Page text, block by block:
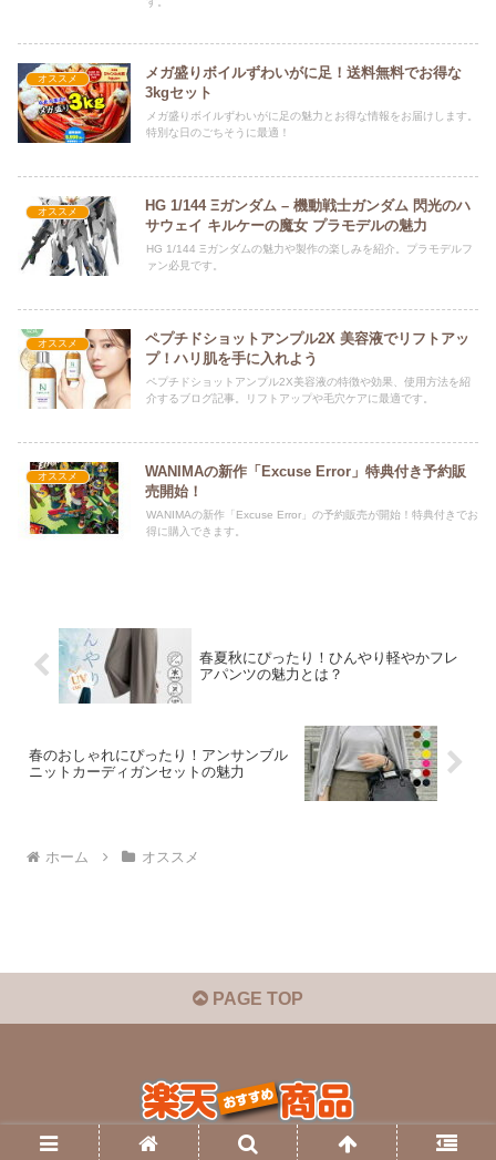
オススメ
メガ盛りボイルずわいがに足！送料無料でお得な
3kgセット
メガ盛りボイルずわいがに足の魅力とお得な情報をお届けします。
特別な日のごちそうに最適！
オススメ
HG 1/144 Ξガンダム – 機動戦士ガンダム 閃光のハ
サウェイ キルケーの魔女 プラモデルの魅力
HG 1/144 Ξガンダムの魅力や製作の楽しみを紹介。プラモデルフ
ァン必見です。
オススメ
ペプチドショットアンプル2X 美容液でリフトアッ
プ！ハリ肌を手に入れよう
ペプチドショットアンプル2X美容液の特徴や効果、使用方法を紹
介するブログ記事。リフトアップや毛穴ケアに最適です。
オススメ
WANIMAの新作「Excuse Error」特典付き予約販
売開始！
WANIMAの新作「Excuse Error」の予約販売が開始！特典付きでお
得に購入できます。
春夏秋にぴったり！ひんやり軽やかフレ
アパンツの魅力とは？
春のおしゃれにぴったり！アンサンブル
ニットカーディガンセットの魅力
ホーム オススメ
PAGE TOP
© 2025 楽天おすすめ商品.